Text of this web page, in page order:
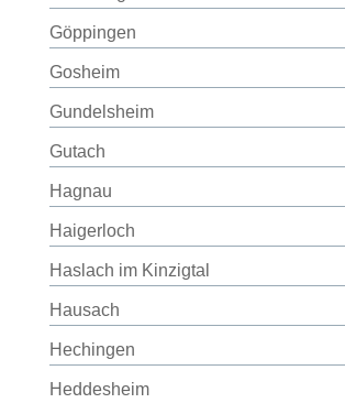
Göppingen
Gosheim
Gundelsheim
Gutach
Hagnau
Haigerloch
Haslach im Kinzigtal
Hausach
Hechingen
Heddesheim